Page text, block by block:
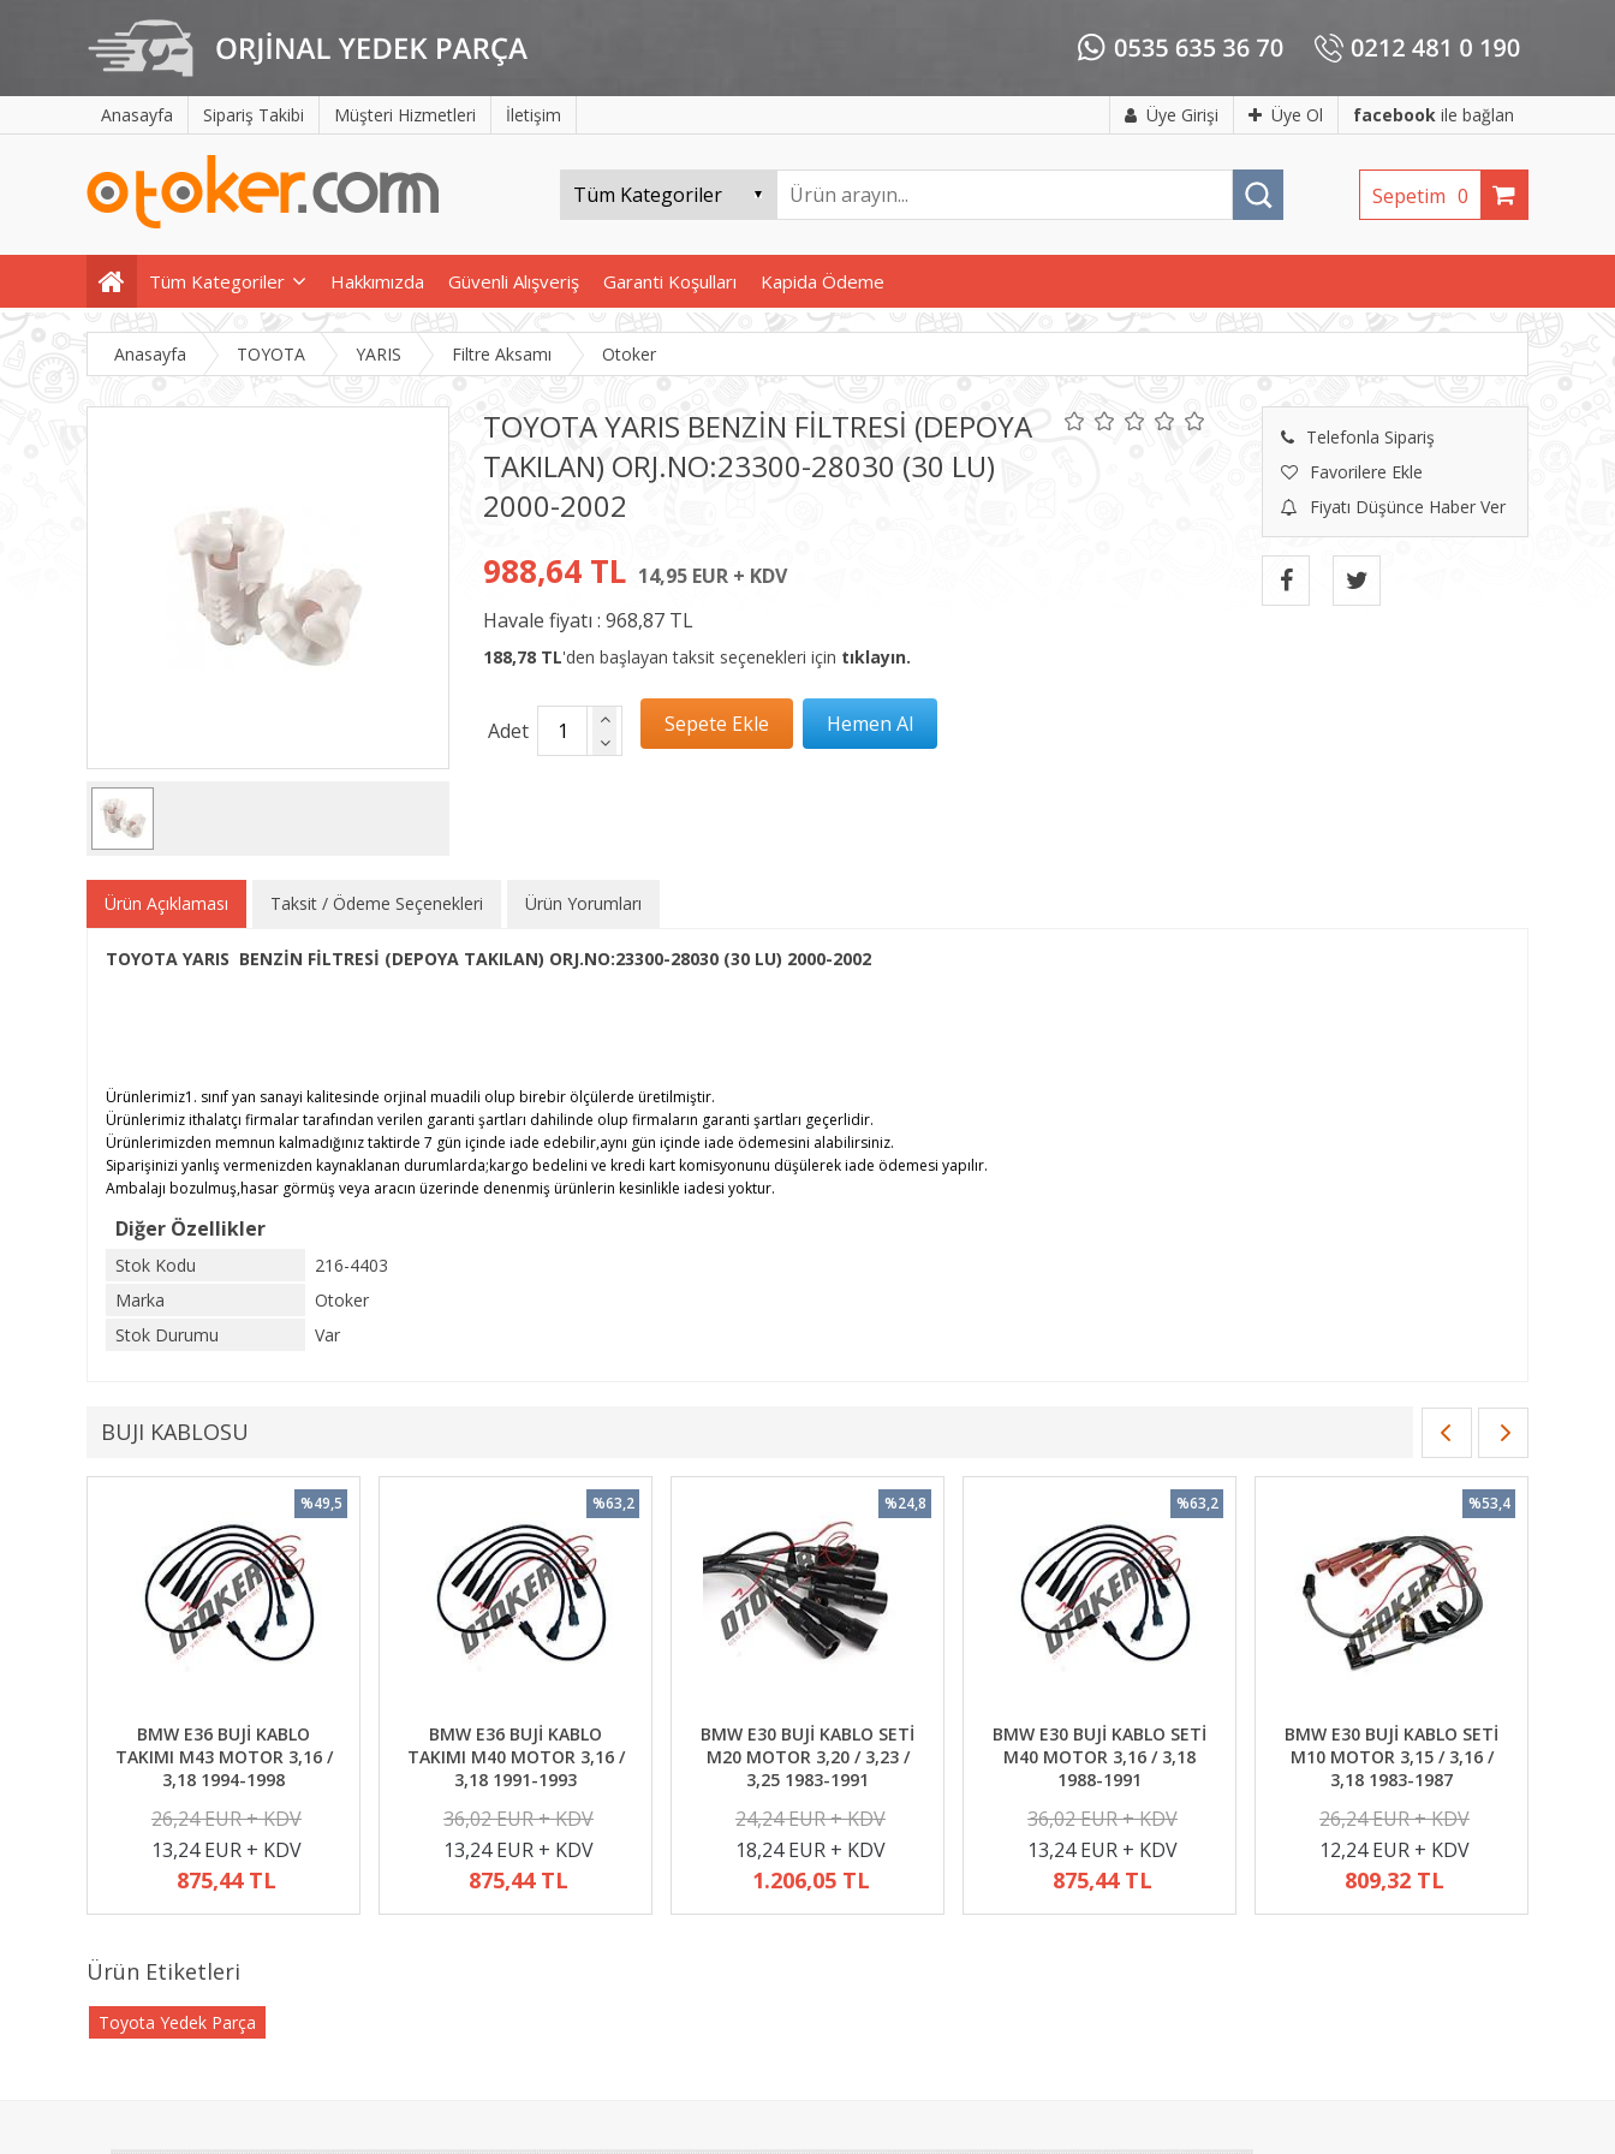
Anasayfa Sipariş Takibi Müşteri Hizmetleri İletişim Üye Girişi Üye Ol facebook ile bağlan
Sepetim 0
Tüm Kategoriler Hakkımızda Güvenli Alışveriş Garanti Koşulları Kapida Ödeme
Anasayfa TOYOTA YARIS Filtre Aksamı Otoker
TOYOTA YARIS BENZİN FİLTRESİ (DEPOYA
TAKILAN) ORJ.NO:23300-28030 (30 LU)
2000-2002
Telefonla Sipariş
Favorilere Ekle
Fiyatı Düşünce Haber Ver
988,64 TL 14,95 EUR + KDV
Havale fiyatı : 968,87 TL
188,78 TL'den başlayan taksit seçenekleri için tıklayın.
Adet
Ürün Açıklaması Taksit / Ödeme Seçenekleri Ürün Yorumları
TOYOTA YARIS BENZİN FİLTRESİ (DEPOYA TAKILAN) ORJ.NO:23300-28030 (30 LU) 2000-2002
Ürünlerimiz1. sınıf yan sanayi kalitesinde orjinal muadili olup birebir ölçülerde üretilmiştir.
Ürünlerimiz ithalatçı firmalar tarafından verilen garanti şartları dahilinde olup firmaların garanti şartları geçerlidir.
Ürünlerimizden memnun kalmadığınız taktirde 7 gün içinde iade edebilir,aynı gün içinde iade ödemesini alabilirsiniz.
Siparişinizi yanlış vermenizden kaynaklanan durumlarda;kargo bedelini ve kredi kart komisyonunu düşülerek iade ödemesi yapılır.
Ambalajı bozulmuş,hasar görmüş veya aracın üzerinde denenmiş ürünlerin kesinlikle iadesi yoktur.
Diğer Özellikler
Stok Kodu
216-4403
Marka
Otoker
Stok Durumu
Var
BUJI KABLOSU
BMW E36 BUJİ KABLO
TAKIMI M43 MOTOR 3,16 /
3,18 1994-1998
26,24 EUR + KDV
13,24 EUR + KDV
875,44 TL
%49,5
BMW E36 BUJİ KABLO
TAKIMI M40 MOTOR 3,16 /
3,18 1991-1993
36,02 EUR + KDV
13,24 EUR + KDV
875,44 TL
%63,2
BMW E30 BUJİ KABLO SETİ
M20 MOTOR 3,20 / 3,23 /
3,25 1983-1991
24,24 EUR + KDV
18,24 EUR + KDV
1.206,05 TL
%24,8
BMW E30 BUJİ KABLO SETİ
M40 MOTOR 3,16 / 3,18
1988-1991
36,02 EUR + KDV
13,24 EUR + KDV
875,44 TL
%63,2
BMW E30 BUJİ KABLO SETİ
M10 MOTOR 3,15 / 3,16 /
3,18 1983-1987
26,24 EUR + KDV
12,24 EUR + KDV
809,32 TL
%53,4
Ürün Etiketleri
Toyota Yedek Parça